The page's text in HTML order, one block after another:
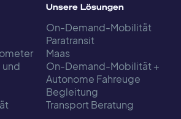
Unsere Lösungen
On-Demand-Mobilität
Paratransit
Maas
On-Demand-Mobilität +
Autonome Fahreuge
Begleitung
Transport Beratung